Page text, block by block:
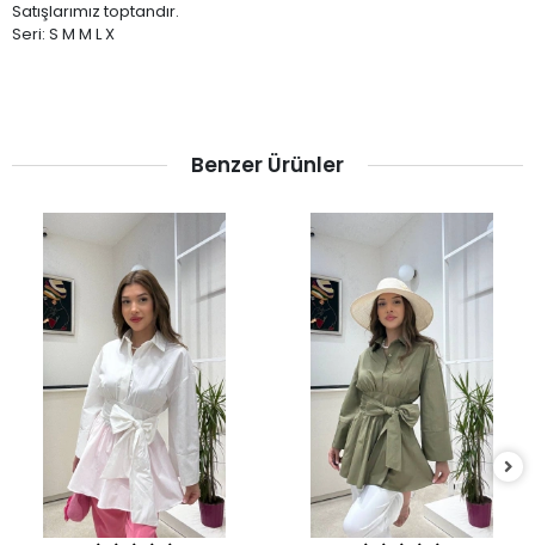
Satışlarımız toptandır.
Seri: S M M L X
Benzer Ürünler